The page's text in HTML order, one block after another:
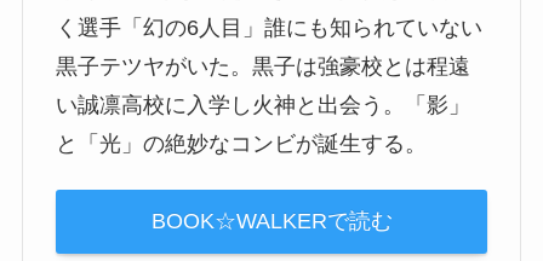
く選手「幻の6人目」誰にも知られていない
黒子テツヤがいた。黒子は強豪校とは程遠
い誠凛高校に入学し火神と出会う。「影」
と「光」の絶妙なコンビが誕生する。
BOOK☆WALKERで読む